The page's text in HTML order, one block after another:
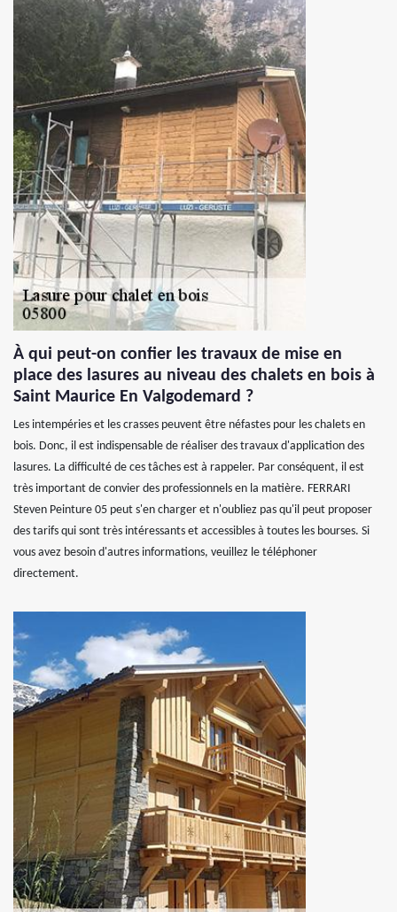
À qui peut-on confier les travaux de mise en
place des lasures au niveau des chalets en bois à
Saint Maurice En Valgodemard ?
Les intempéries et les crasses peuvent être néfastes pour les chalets en
bois. Donc, il est indispensable de réaliser des travaux d'application des
lasures. La difficulté de ces tâches est à rappeler. Par conséquent, il est
très important de convier des professionnels en la matière. FERRARI
Steven Peinture 05 peut s'en charger et n'oubliez pas qu'il peut proposer
des tarifs qui sont très intéressants et accessibles à toutes les bourses. Si
vous avez besoin d'autres informations, veuillez le téléphoner
directement.